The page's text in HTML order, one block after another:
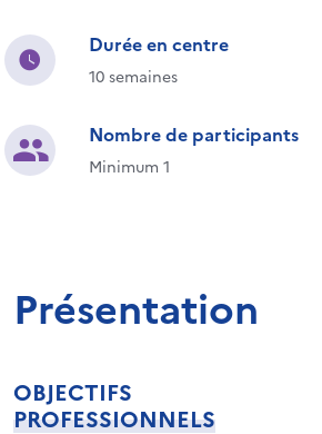
Durée en centre
10 semaines
Nombre de participants
Minimum 1
Présentation
OBJECTIFS
PROFESSIONNELS